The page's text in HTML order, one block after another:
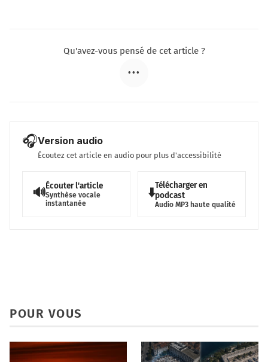
Qu'avez-vous pensé de cet article ?
•••
🎧Version audio
Écoutez cet article en audio pour plus d'accessibilité
🔊Écouter l'article
Synthèse vocale
instantanée
⬇️
Télécharger en
podcast
Audio MP3 haute qualité
POUR VOUS